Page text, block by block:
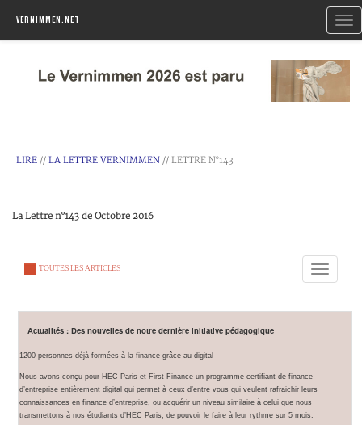
Vernimmen.net
LIRE // LA LETTRE VERNIMMEN // LETTRE N°143
La Lettre n°143 de Octobre 2016
Toggle
navigation
TOUTES LES ARTICLES
Actualités : Des nouvelles de notre dernière initiative pédagogique
1200 personnes déjà formées à la finance grâce au digital
Nous avons conçu pour HEC Paris et First Finance un programme certifiant de finance
d’entreprise entièrement digital qui permet à ceux d’entre vous qui veulent rafraichir leurs
connaissances en finance d’entreprise, ou acquérir un niveau similaire à celui que nous
transmettons à nos étudiants d’HEC Paris, de pouvoir le faire à leur rythme sur 5 mois.